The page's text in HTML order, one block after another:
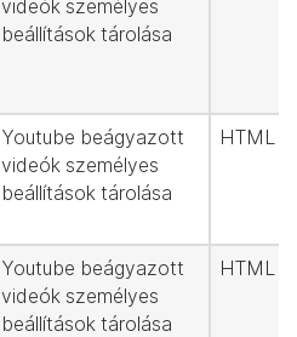
videók személyes
beállítások tárolása
Youtube beágyazott
videók személyes
beállítások tárolása
HTML
Youtube beágyazott
videók személyes
beállítások tárolása
HTML